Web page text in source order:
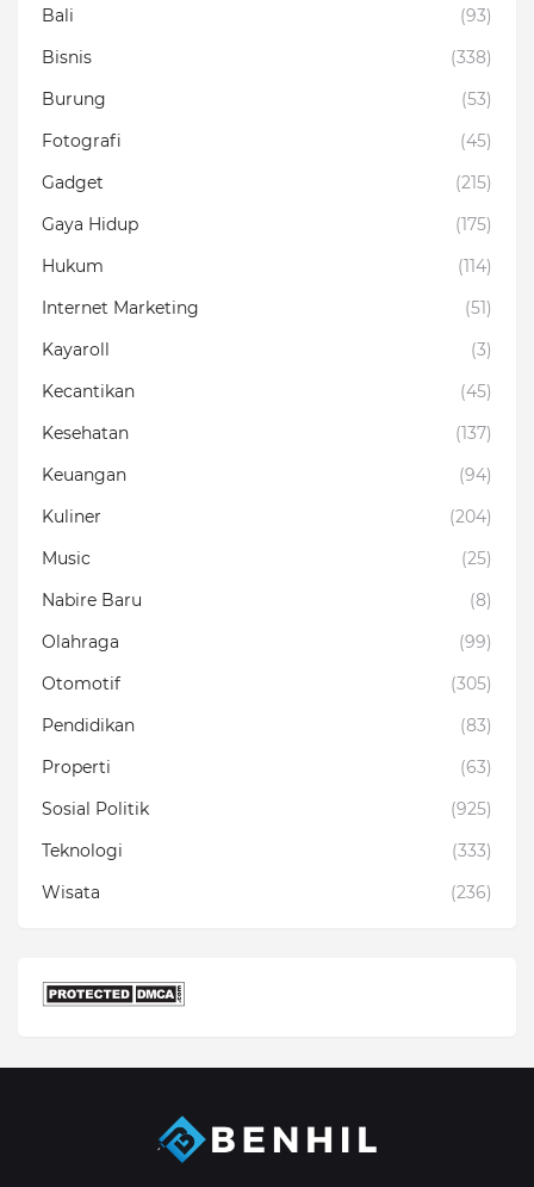
Bali
(93)
Bisnis
(338)
Burung
(53)
Fotografi
(45)
Gadget
(215)
Gaya Hidup
(175)
Hukum
(114)
Internet Marketing
(51)
Kayaroll
(3)
Kecantikan
(45)
Kesehatan
(137)
Keuangan
(94)
Kuliner
(204)
Music
(25)
Nabire Baru
(8)
Olahraga
(99)
Otomotif
(305)
Pendidikan
(83)
Properti
(63)
Sosial Politik
(925)
Teknologi
(333)
Wisata
(236)